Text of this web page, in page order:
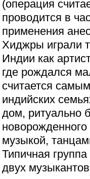
(операция
проводится в
применения
Хиджры играли
Индии как
где рождался
считается
индийских
дом, ритуально
музыкой,
Типичная
двух